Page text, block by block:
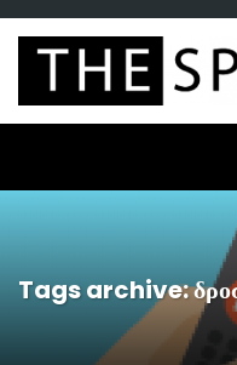
Tags archive: